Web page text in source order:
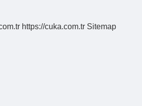
https://cuka.com.tr Sitemap